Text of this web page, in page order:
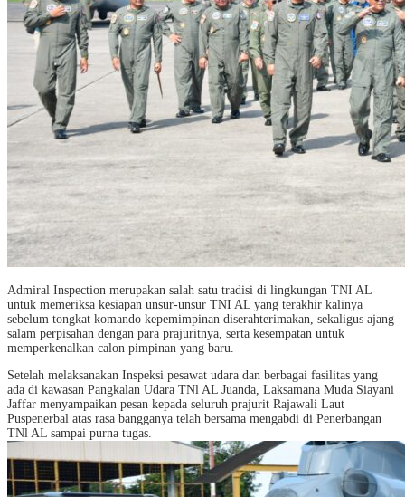
Admiral Inspection merupakan salah satu tradisi di lingkungan TNI AL
untuk memeriksa kesiapan unsur-unsur TNI AL yang terakhir kalinya
sebelum tongkat komando kepemimpinan diserahterimakan, sekaligus ajang
salam perpisahan dengan para prajuritnya, serta kesempatan untuk
memperkenalkan calon pimpinan yang baru.
Setelah melaksanakan Inspeksi pesawat udara dan berbagai fasilitas yang
ada di kawasan Pangkalan Udara TNl AL Juanda, Laksamana Muda Siayani
Jaffar menyampaikan pesan kepada seluruh prajurit Rajawali Laut
Puspenerbal atas rasa bangganya telah bersama mengabdi di Penerbangan
TNl AL sampai purna tugas.